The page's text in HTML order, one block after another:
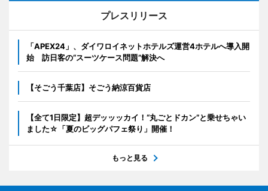
プレスリリース
「APEX24」、ダイワロイネットホテルズ運営4ホテルへ導入開
始 訪日客の“スーツケース問題”解決へ
【そごう千葉店】そごう納涼百貨店
【全て1日限定】超デッッッカイ！“丸ごとドカン”と乗せちゃい
ました☆「夏のビッグパフェ祭り」開催！
もっと見る